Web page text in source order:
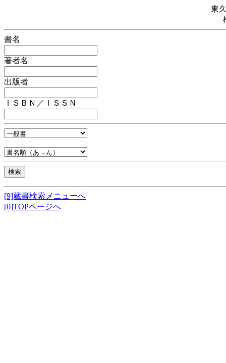
東
書名
著者名
出版者
ＩＳＢＮ／ＩＳＳＮ
[9]蔵書検索メニューへ
[0]TOPページへ